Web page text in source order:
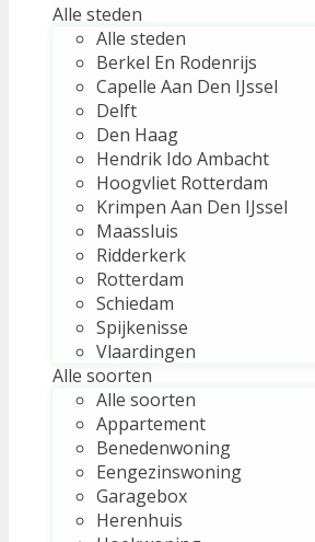
Alle steden
Alle steden
Berkel En Rodenrijs
Capelle Aan Den IJssel
Delft
Den Haag
Hendrik Ido Ambacht
Hoogvliet Rotterdam
Krimpen Aan Den IJssel
Maassluis
Ridderkerk
Rotterdam
Schiedam
Spijkenisse
Vlaardingen
Alle soorten
Alle soorten
Appartement
Benedenwoning
Eengezinswoning
Garagebox
Herenhuis